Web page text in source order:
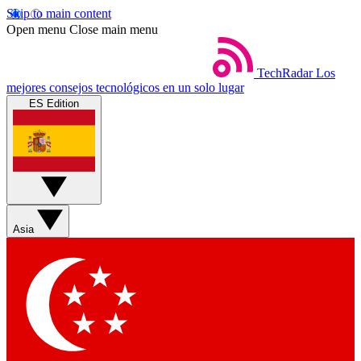
Skip to main content
Open menu Close main menu
TechRadar Los
mejores consejos tecnológicos en un solo lugar
ES Edition
Asia